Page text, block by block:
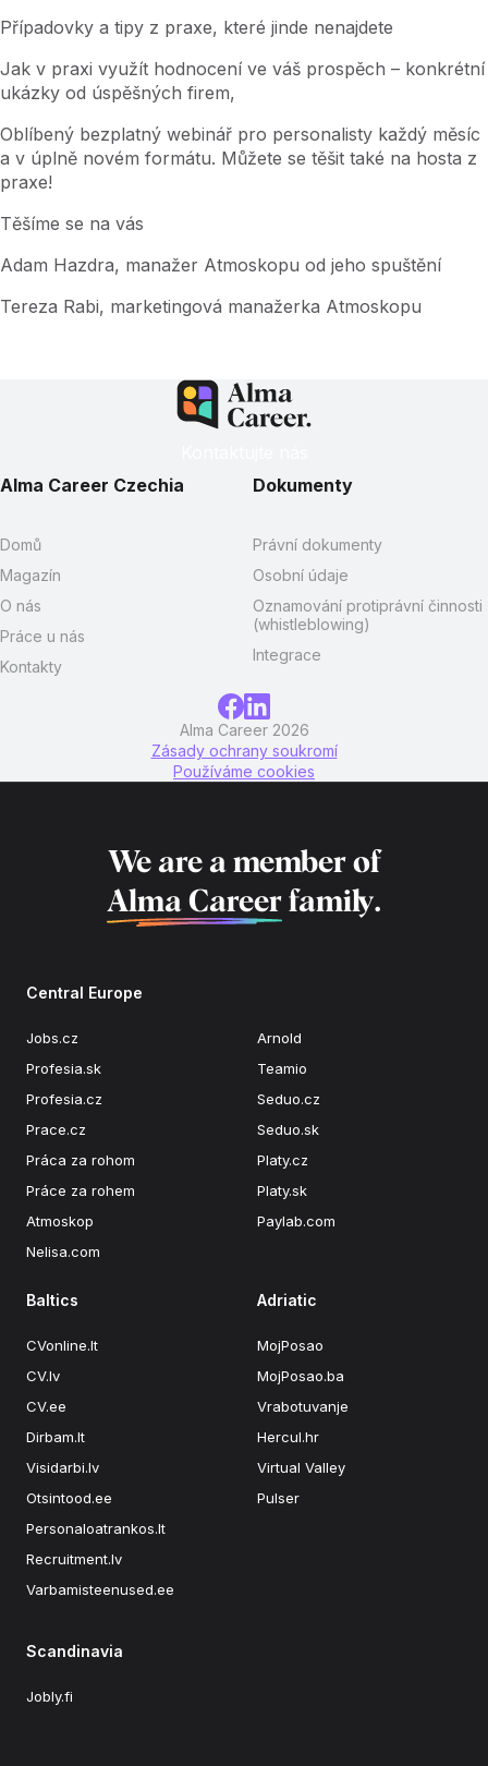
Případovky a tipy z praxe, které jinde nenajdete
Jak v praxi využít hodnocení ve váš prospěch – konkrétní
ukázky od úspěšných firem,
Oblíbený bezplatný webinář pro personalisty každý měsíc
a v úplně novém formátu. Můžete se těšit také na hosta z
praxe!
Těšíme se na vás
Adam Hazdra, manažer Atmoskopu od jeho spuštění
Tereza Rabi, marketingová manažerka Atmoskopu
Alma Career Czechia
Domů
Magazín
O nás
Práce u nás
Kontakty
Dokumenty
Právní dokumenty
Osobní údaje
Oznamování protiprávní činnosti
(whistleblowing)
Integrace
Alma Career 2026
Zásady ochrany soukromí
Používáme cookies
We are a member of
Alma Career family.
Central Europe
Jobs.cz
Profesia.sk
Profesia.cz
Prace.cz
Práca za rohom
Práce za rohem
Atmoskop
Nelisa.com
Arnold
Teamio
Seduo.cz
Seduo.sk
Platy.cz
Platy.sk
Paylab.com
Baltics
CVonline.lt
CV.lv
CV.ee
Dirbam.lt
Visidarbi.lv
Otsintood.ee
Personaloatrankos.lt
Recruitment.lv
Varbamisteenused.ee
Adriatic
MojPosao
MojPosao.ba
Vrabotuvanje
Hercul.hr
Virtual Valley
Pulser
Scandinavia
Jobly.fi